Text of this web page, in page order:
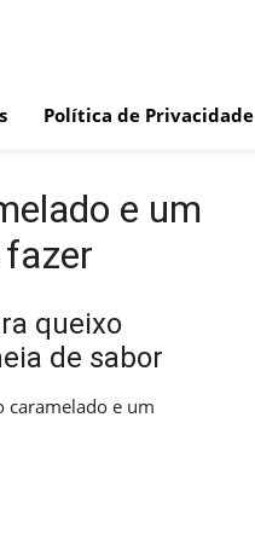
Política de Privacidade
e um
queixo
de sabor
caramelado e um